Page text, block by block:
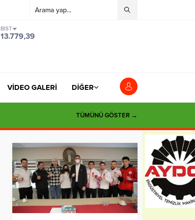
BIST
13.779,39
VİDEO GALERİ DİĞER
TÜMÜNÜ GÖSTER →